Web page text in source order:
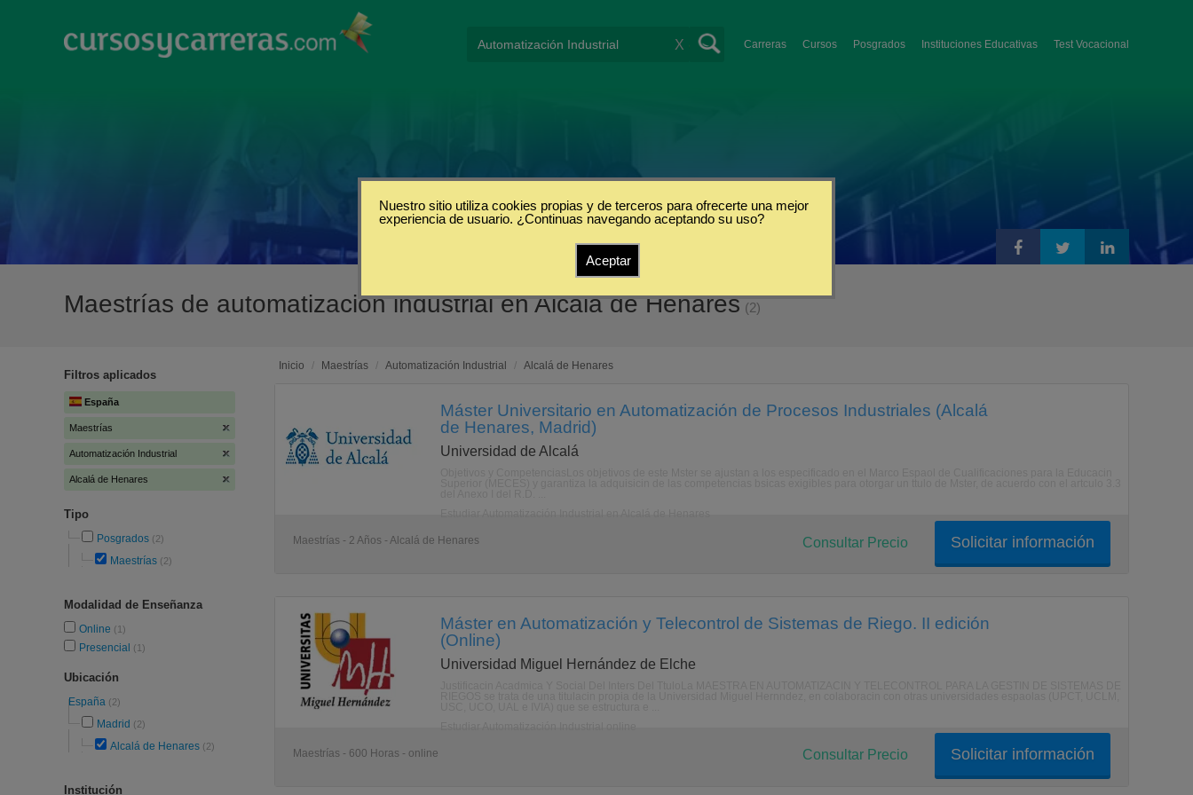
Carreras Cursos Posgrados Instituciones Educativas Test Vocacional
X
Maestrías de automatización industrial en Alcalá de Henares (2)
Filtros aplicados
España
Maestrías
Automatización Industrial
Alcalá de Henares
Tipo
Posgrados (2)
Maestrías (2)
Modalidad de Enseñanza
Online (1)
Presencial (1)
Ubicación
España (2)
Madrid (2)
Alcalá de Henares (2)
Institución
Inicio / Maestrías / Automatización Industrial / Alcalá de Henares
Máster Universitario en Automatización de Procesos Industriales (Alcalá
de Henares, Madrid)
Universidad de Alcalá
Maestrías - 2 Años - Alcalá de Henares Solicitar información
Consultar Precio
Máster en Automatización y Telecontrol de Sistemas de Riego. II edición
(Online)
Universidad Miguel Hernández de Elche
Maestrías - 600 Horas - online Solicitar información
Consultar Precio
Nuestro sitio utiliza cookies propias y de terceros para ofrecerte una mejor
experiencia de usuario. ¿Continuas navegando aceptando su uso?
Aceptar